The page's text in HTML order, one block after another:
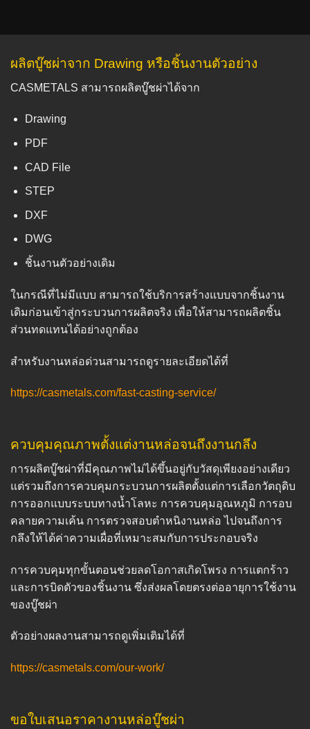
ผลิตบู๊ชผ่าจาก Drawing หรือชิ้นงานตัวอย่าง
CASMETALS สามารถผลิตบู๊ชผ่าได้จาก
Drawing
PDF
CAD File
STEP
DXF
DWG
ชิ้นงานตัวอย่างเดิม
ในกรณีที่ไม่มีแบบ สามารถใช้บริการสร้างแบบจากชิ้นงาน
เดิมก่อนเข้าสู่กระบวนการผลิตจริง เพื่อให้สามารถผลิตชิ้น
ส่วนทดแทนได้อย่างถูกต้อง
สำหรับงานหล่อด่วนสามารถดูรายละเอียดได้ที่
https://casmetals.com/fast-casting-service/
ควบคุมคุณภาพตั้งแต่งานหล่อจนถึงงานกลึง
การผลิตบู๊ชผ่าที่มีคุณภาพไม่ได้ขึ้นอยู่กับวัสดุเพียงอย่างเดียว
แต่รวมถึงการควบคุมกระบวนการผลิตตั้งแต่การเลือกวัตถุดิบ
การออกแบบระบบทางน้ำโลหะ การควบคุมอุณหภูมิ การอบ
คลายความเค้น การตรวจสอบตำหนิงานหล่อ ไปจนถึงการ
กลึงให้ได้ค่าความเผื่อที่เหมาะสมกับการประกอบจริง
การควบคุมทุกขั้นตอนช่วยลดโอกาสเกิดโพรง การแตกร้าว
และการบิดตัวของชิ้นงาน ซึ่งส่งผลโดยตรงต่ออายุการใช้งาน
ของบู๊ชผ่า
ตัวอย่างผลงานสามารถดูเพิ่มเติมได้ที่
https://casmetals.com/our-work/
ขอใบเสนอราคางานหล่อบู๊ชผ่า